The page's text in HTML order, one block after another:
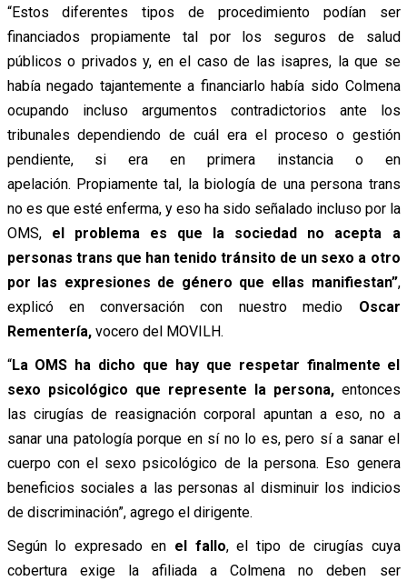
“Estos diferentes tipos de procedimiento podían ser
financiados propiamente tal por los seguros de salud
públicos o privados y, en el caso de las isapres, la que se
había negado tajantemente a financiarlo había sido Colmena
ocupando incluso argumentos contradictorios ante los
tribunales dependiendo de cuál era el proceso o gestión
pendiente, si era en primera instancia o en
apelación. Propiamente tal, la biología de una persona trans
no es que esté enferma, y eso ha sido señalado incluso por la
OMS, el problema es que la sociedad no acepta a
personas trans que han tenido tránsito de un sexo a otro
por las expresiones de género que ellas manifiestan”,
explicó en conversación con nuestro medio Oscar
Rementería,vocero del MOVILH.
“La OMS ha dicho que hay que respetar finalmente el
sexo psicológico que represente la persona,entonces
las cirugías de reasignación corporal apuntan a eso, no a
sanar una patología porque en sí no lo es, pero sí a sanar el
cuerpo con el sexo psicológico de la persona. Eso genera
beneficios sociales a las personas al disminuir los indicios
de discriminación”, agrego el dirigente.
Según lo expresado en el fallo, el tipo de cirugías cuya
cobertura exige la afiliada a Colmena no deben ser